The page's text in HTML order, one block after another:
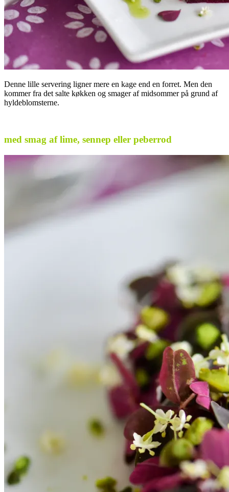
Denne lille servering ligner mere en kage end en forret. Men den
kommer fra det salte køkken og smager af midsommer på grund af
hyldeblomsterne.
med smag af lime, sennep eller peberrod